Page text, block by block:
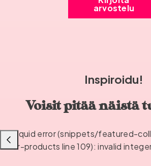
arvostelu
Inspiroidu!
Voisit pitää näistä
Liquid error (snippets/featured-
or-products line 109): invalid
Liu'uta
vasemmalle